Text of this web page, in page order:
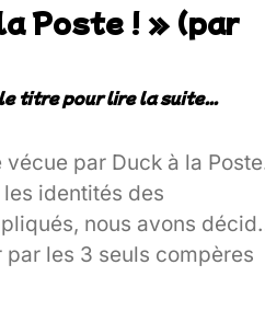
Poste ! » (par
par Duck à la
identités des
nous avons
les 3 seuls compères